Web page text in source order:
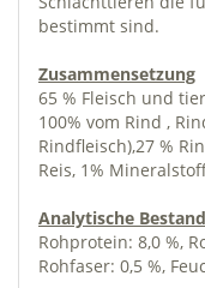
bestimmt sind.
Zusammensetzung
65 % Fleisch und
100% vom Rind ,
Rindfleisch),27 %
Reis, 1%
Analytische
Rohprotein: 8,0 %,
Rohfaser: 0,5 %,